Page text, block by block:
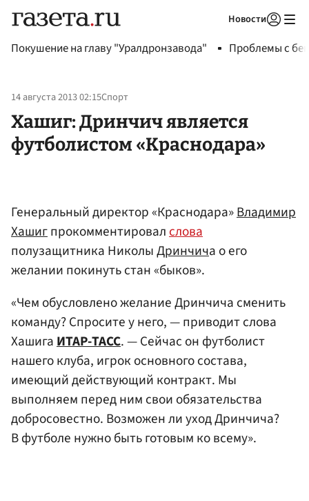
Новости
Покушение на главу "Уралдронзавода" Проблемы с
14 августа 2013 02:15Спорт
Хашиг: Дринчич является
футболистом «Краснодара»
Генеральный директор «Краснодара»Владимир
Хашигпрокомментировалслова
полузащитника НиколыДринчича о его
желании покинуть стан «быков».
«Чем обусловлено желание Дринчича сменить
команду? Спросите у него, — приводит слова
ХашигаИТАР-ТАСС. — Сейчас он футболист
нашего клуба, игрок основного состава,
имеющий действующий контракт. Мы
выполняем перед ним свои обязательства
добросовестно. Возможен ли уход Дринчича?
В футболе нужно быть готовым ко всему».